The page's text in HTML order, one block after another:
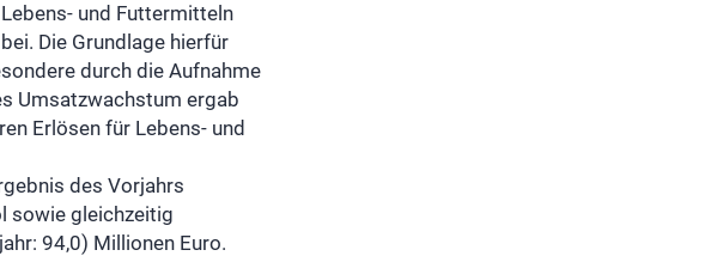
und Futtermitteln
Die Grundlage hierfür
durch die Aufnahme
Umsatzwachstum ergab
Erlösen für Lebens- und
des Vorjahrs
sowie gleichzeitig
94,0) Millionen Euro.